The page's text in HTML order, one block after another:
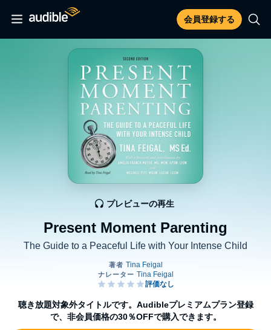
会員登録する
Present Moment Parenting
The Guide to a Peaceful Life with Your Intense Child
プレビューの再生
聴き放題対象外タイトルです。Audibleプレミアムプラン登録
で、非会員価格の30％OFFで購入できます。